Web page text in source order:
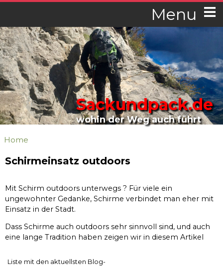
Menu
Sackundpack.de
wohin der Weg auch führt
Home
Schirmeinsatz outdoors
Mit Schirm outdoors unterwegs ? Für viele ein
ungewohnter Gedanke, Schirme verbindet man eher mit
Einsatz in der Stadt.
Dass Schirme auch outdoors sehr sinnvoll sind, und auch
eine lange Tradition haben zeigen wir in diesem Artikel
Liste mit den aktuellsten Blog-